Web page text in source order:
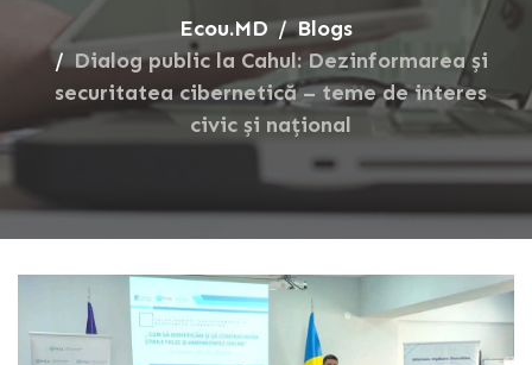
Ecou.MD
Blogs
Dialog public la Cahul: Dezinformarea și
securitatea cibernetică – teme de interes
civic și național